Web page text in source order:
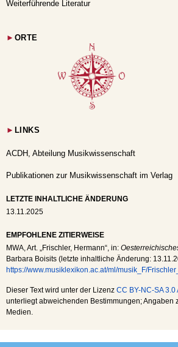
Weiterführende Literatur
► ORTE
► LINKS
ACDH, Abteilung Musikwissenschaft
Publikationen zur Musikwissenschaft im Verlag
LETZTE INHALTLICHE ÄNDERUNG
13.11.2025
EMPFOHLENE ZITIERWEISE
MWA , Art. „Frischler, Hermann“, in:
Barbara Boisits (letzte inhaltliche Änderung:
https://www.musiklexikon.ac.at/ml/musik_F/
Dieser Text wird unter der Lizenz CC BY-NC-SA 3.0
unterliegt abweichenden Bestimmungen;
Medien.